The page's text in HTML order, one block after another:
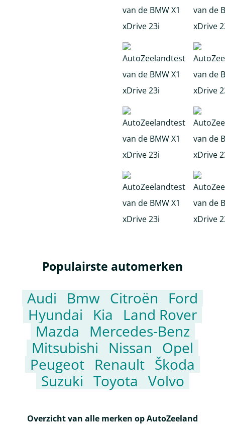
Populairste automerken
Audi Bmw Citroën
Ford
Hyundai
Kia
Land Rover
Mazda
Mercedes-Benz
Mitsubishi
Nissan
Opel
Peugeot Renault Škoda
Suzuki Toyota Volvo
Overzicht van alle merken op AutoZeeland